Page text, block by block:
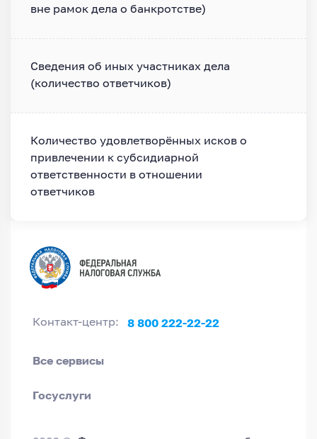
вне рамок дела о банкротстве)
Сведения об иных участниках дела
(количество ответчиков)
Количество удовлетворённых исков о
привлечении к субсидиарной
ответственности в отношении
ответчиков
Контакт-центр: 8 800 222-22-22
Все сервисы
Госуслуги